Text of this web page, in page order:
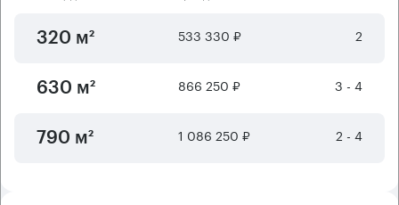
320 м² 533 330 ₽ 2
630 м² 866 250 ₽ 3 - 4
790 м² 1 086 250 ₽ 2 - 4